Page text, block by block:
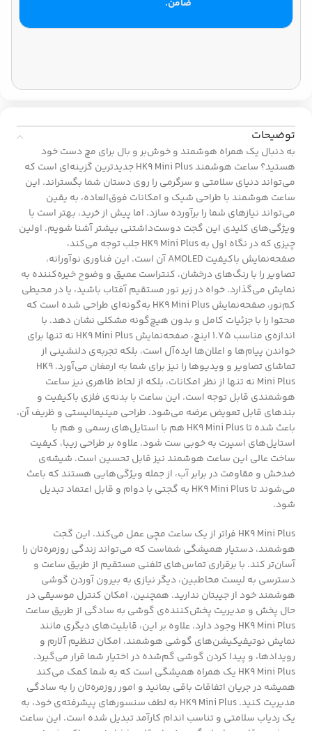
ضامن.
توضیحات
به دنبال یک همراه هوشمند و خوش‌بر و بال برای مچ دست خود
هستید؟ ساعت هوشمند HK9 Mini Plus جدیدترین گزینه‌ای است که
می‌تواند دنیای سلامتی و سرگرمی را روی دستان شما بگستراند. این
ساعت هوشمند با طراحی شیک و امکانات فوق‌العاده، به یقین
می‌تواند نیازهای شما را برآورده سازد. اما پیش از خرید، بهتر است با
ویژگی‌های کلیدی این گجت دوست‌داشتنی بیشتر آشنا شویم. اولین
چیزی که در نگاه اول به HK9 Mini Plus جلب توجه می‌کند،
صفحه‌نمایش باکیفیت AMOLED آن است. این فناوری نوآورانه،
تصاویر را با رنگ‌های درخشان، کنتراست عمیق و وضوح خیره‌کننده به
نمایش می‌گذارد. خواه در زیر نور مستقیم آفتاب باشید، یا در محیطی
کم‌نور، صفحه‌نمایش HK9 Mini Plus به‌گونه‌ای طراحی شده است که
محتوا را با جزئیات کامل و بدون هیچ‌گونه مشکلی نشان دهد. با
اندازه‌ی مناسب 1.75 اینچ، صفحه‌نمایش HK9 Mini Plus نه تنها برای
خواندن پیام‌ها و اعلان‌ها ایده‌آل است، بلکه تجربه‌ی دلنشینی از
تماشای تصاویر و ویدیوها را نیز برای شما به ارمغان می‌آورد. HK9
Mini Plus نه تنها از نظر امکانات، بلکه از لحاظ ظاهری نیز ساعت
هوشمندی قابل توجه است. این ساعت با بدنه‌ی فلزی باکیفیت و
بند‌های قابل تعویض عرضه می‌شود. طراحی مینیمالیستی و ظریف آن،
باعث شده تا HK9 Mini Plus هم با استایل‌های رسمی و هم با
استایل‌های اسپرت به خوبی ست شود. علاوه بر طراحی زیبا، کیفیت
ساخت عالی این ساعت هوشمند نیز قابل تحسین است. شیشه‌ی
ضدخش و مقاومت در برابر آب، از جمله ویژگی‌هایی هستند که باعث
می‌شوند تا HK9 Mini Plus به گجتی با دوام و قابل اعتماد تبدیل
شود.
HK9 Mini Plus فراتر از یک ساعت مچی عمل می‌کند. این گجت
هوشمند، دستیار همیشگی شماست که می‌تواند زندگی روزمره‌تان را
آسان‌تر کند. با برقراری تماس‌های تلفنی مستقیم از طریق ساعت و
دسترسی به لیست مخاطبین، دیگر نیازی به بیرون آوردن گوشی
هوشمند خود از جیبتان ندارید. همچنین، امکان کنترل موسیقی در
حال پخش و مدیریت پخش‌کننده‌ی گوشی به سادگی از طریق ساعت
HK9 Mini Plus وجود دارد. علاوه بر این، قابلیت‌های دیگری مانند
نمایش نوتیفیکیشن‌های گوشی هوشمند، امکان تنظیم آلارم و
رویدادها، و پیدا کردن گوشی گم‌شده در اختیار شما قرار می‌گیرد.
HK9 Mini Plus یک همراه همیشگی است که به شما کمک می‌کند
همیشه در جریان اتفاقات باقی بمانید و امور روزمره‌تان را به سادگی
مدیریت کنید. HK9 Mini Plus به لطف سنسورهای پیشرفته‌ی خود، به
یک ردیاب سلامتی و تناسب اندام کارآمد تبدیل شده است. این ساعت